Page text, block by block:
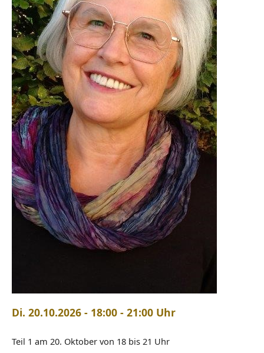
Di. 20.10.2026 - 18:00 - 21:00 Uhr
Teil 1 am 20. Oktober von 18 bis 21 Uhr